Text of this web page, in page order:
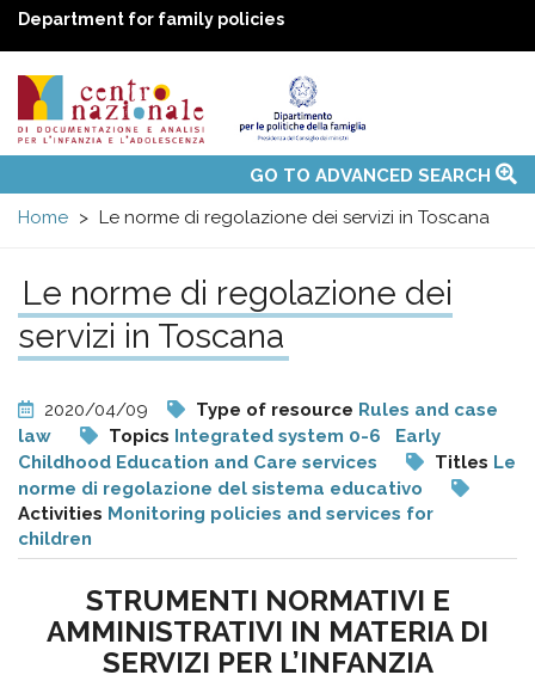
Department for family policies
Centro
nazionale
di
Documentazione
e
analisi
pr
l'infanzia
Main
menuTopics
Activities
UN Convention
National ObservatoriesGO TO ADVANCED SEARCH
Home
Le norme di regolazione dei servizi in Toscana
Le norme di regolazione dei
servizi in Toscana
2020/04/09 Type of resource Rules and case
law
Topics Integrated system 0-6
Early
Childhood Education and Care services
Titles Le
norme di regolazione del sistema educativo
Activities Monitoring policies and services for
children
STRUMENTI NORMATIVI E
AMMINISTRATIVI IN MATERIA DI
SERVIZI PER L’INFANZIA